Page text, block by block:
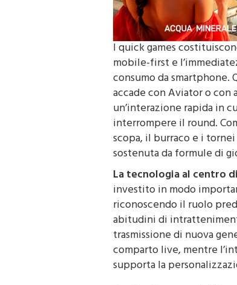
I quick games
mobile-first e
consumo da
accade con Aviator o
un’interazione rapida in
interrompere il round.
scopa, il burraco e i
sostenuta da formule di
La tecnologia al centro
investito in modo
riconoscendo il ruolo
abitudini di
trasmissione di nuova
comparto live, mentre
supporta la